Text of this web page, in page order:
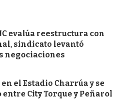
evalúa reestructura con
sindicato levantó
negociaciones
el Estadio Charrúa y se
City Torque y Peñarol